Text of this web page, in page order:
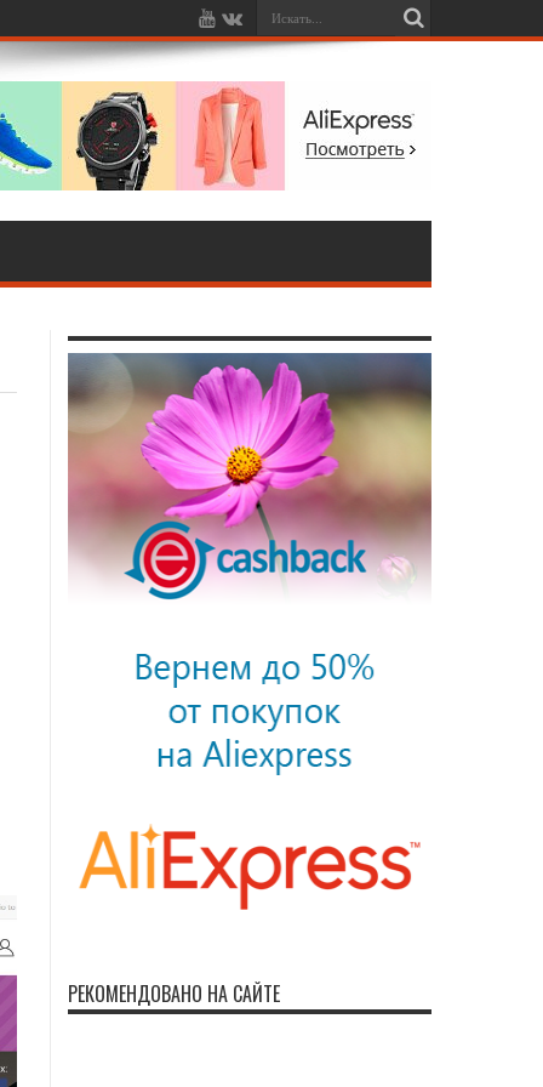
РЕКОМЕНДОВАНО НА САЙТЕ